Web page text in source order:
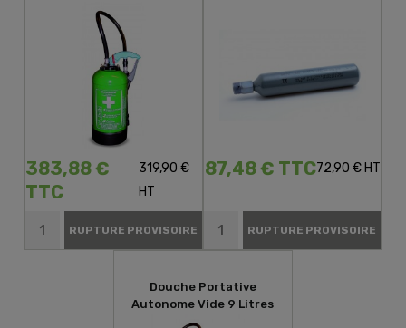
383,88 €
TTC
319,90 €
HT
RUPTURE PROVISOIRE
87,48 € TTC72,90 € HT
RUPTURE PROVISOIRE
Douche Portative
Autonome Vide 9 Litres